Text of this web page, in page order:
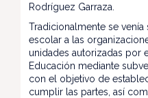
Rodríguez Garraza.
Tradicionalmente se
escolar a las
unidades autorizadas por
Educación mediante
con el objetivo de
cumplir las partes, así